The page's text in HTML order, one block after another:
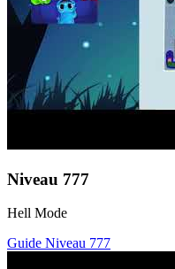
Niveau 777
Hell Mode
Guide Niveau 777